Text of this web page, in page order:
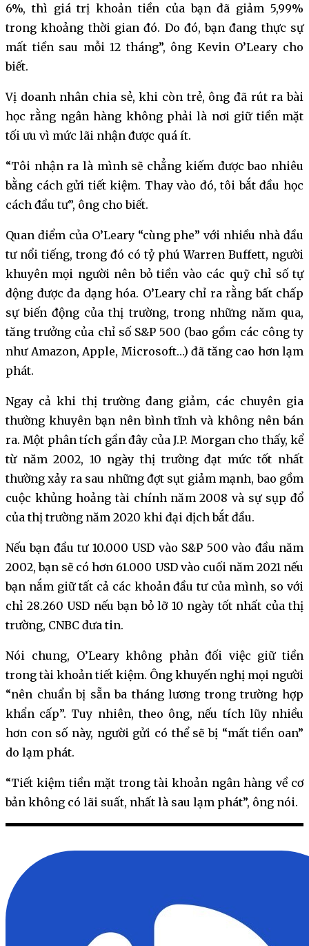
6%, thì giá trị khoản tiền của bạn đã giảm 5,99%
trong khoảng thời gian đó. Do đó, bạn đang thực sự
mất tiền sau mỗi 12 tháng”, ông Kevin O’Leary cho
biết.
Vị doanh nhân chia sẻ, khi còn trẻ, ông đã rút ra bài
học rằng ngân hàng không phải là nơi giữ tiền mặt
tối ưu vì mức lãi nhận được quá ít.
“Tôi nhận ra là mình sẽ chẳng kiếm được bao nhiêu
bằng cách gửi tiết kiệm. Thay vào đó, tôi bắt đầu học
cách đầu tư”, ông cho biết.
Quan điểm của O’Leary “cùng phe” với nhiều nhà đầu
tư nổi tiếng, trong đó có tỷ phú Warren Buffett, người
khuyên mọi người nên bỏ tiền vào các quỹ chỉ số tự
động được đa dạng hóa. O’Leary chỉ ra rằng bất chấp
sự biến động của thị trường, trong những năm qua,
tăng trưởng của chỉ số S&P 500 (bao gồm các công ty
như Amazon, Apple, Microsoft…) đã tăng cao hơn lạm
phát.
Ngay cả khi thị trường đang giảm, các chuyên gia
thường khuyên bạn nên bình tĩnh và không nên bán
ra. Một phân tích gần đây của J.P. Morgan cho thấy, kể
từ năm 2002, 10 ngày thị trường đạt mức tốt nhất
thường xảy ra sau những đợt sụt giảm mạnh, bao gồm
cuộc khủng hoảng tài chính năm 2008 và sự sụp đổ
của thị trường năm 2020 khi đại dịch bắt đầu.
Nếu bạn đầu tư 10.000 USD vào S&P 500 vào đầu năm
2002, bạn sẽ có hơn 61.000 USD vào cuối năm 2021 nếu
bạn nắm giữ tất cả các khoản đầu tư của mình, so với
chỉ 28.260 USD nếu bạn bỏ lỡ 10 ngày tốt nhất của thị
trường, CNBC đưa tin.
Nói chung, O’Leary không phản đối việc giữ tiền
trong tài khoản tiết kiệm. Ông khuyến nghị mọi người
“nên chuẩn bị sẵn ba tháng lương trong trường hợp
khẩn cấp”. Tuy nhiên, theo ông, nếu tích lũy nhiều
hơn con số này, người gửi có thể sẽ bị “mất tiền oan”
do lạm phát.
“Tiết kiệm tiền mặt trong tài khoản ngân hàng về cơ
bản không có lãi suất, nhất là sau lạm phát”, ông nói.